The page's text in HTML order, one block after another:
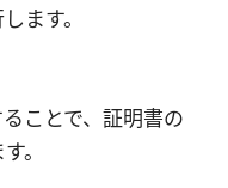
ます。
ことで、証明書の
。